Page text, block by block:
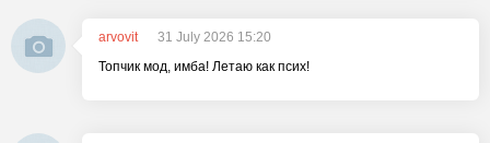
arvovit
31 July 2026 15:20
Топчик мод, имба! Летаю как псих!